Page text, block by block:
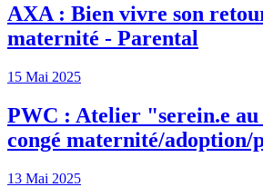
AXA : Bien vivre son
maternité - Parental
15 Mai 2025
PWC : Atelier "serein.e
congé maternité/adoption/
13 Mai 2025